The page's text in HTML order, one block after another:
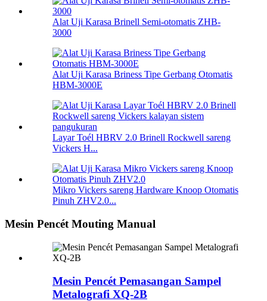
Alat Uji Karasa Brinell Semi-otomatis ZHB-
3000
Alat Uji Karasa Briness Tipe Gerbang Otomatis
HBM-3000E
Layar Toél HBRV 2.0 Brinell Rockwell sareng
Vickers H...
Mikro Vickers sareng Hardware Knoop Otomatis
Pinuh ZHV2.0...
Mesin Pencét Mouting Manual
Mesin Pencét Pemasangan Sampel
Metalografi XQ-2B